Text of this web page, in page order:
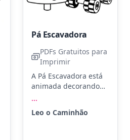
Pá Escavadora
PDFs Gratuitos para
Imprimir
A Pá Escavadora está
animada decorando
Papai Noel. Use verde
...
Leo o Caminhão